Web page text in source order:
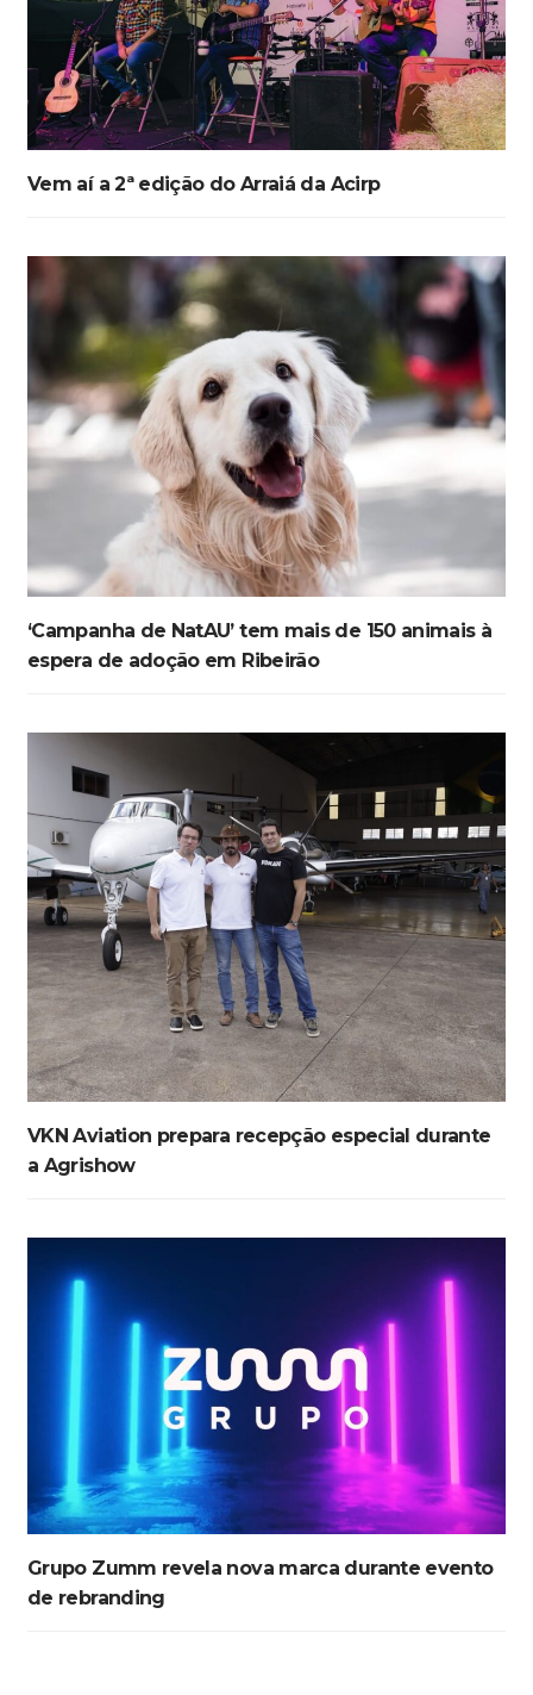
Vem aí a 2ª edição do Arraiá da Acirp
‘Campanha de NatAU’ tem mais de 150 animais à
espera de adoção em Ribeirão
VKN Aviation prepara recepção especial durante
a Agrishow
Grupo Zumm revela nova marca durante evento
de rebranding